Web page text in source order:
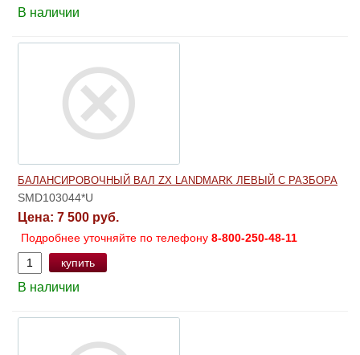
В наличии
БАЛАНСИРОВОЧНЫЙ ВАЛ ZX LANDMARK ЛЕВЫЙ С РАЗБОРА
SMD103044*U
Цена: 7 500 руб.
Подробнее уточняйте по телефону 8-800-250-48-11
купить
В наличии